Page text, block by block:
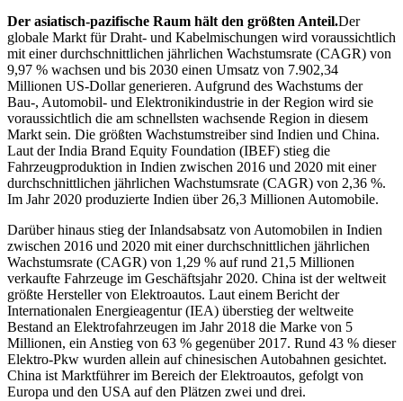
Der asiatisch-pazifische Raum hält den größten Anteil.Der
globale Markt für Draht- und Kabelmischungen wird voraussichtlich
mit einer durchschnittlichen jährlichen Wachstumsrate (CAGR) von
9,97 % wachsen und bis 2030 einen Umsatz von 7.902,34
Millionen US-Dollar generieren. Aufgrund des Wachstums der
Bau-, Automobil- und Elektronikindustrie in der Region wird sie
voraussichtlich die am schnellsten wachsende Region in diesem
Markt sein. Die größten Wachstumstreiber sind Indien und China.
Laut der India Brand Equity Foundation (IBEF) stieg die
Fahrzeugproduktion in Indien zwischen 2016 und 2020 mit einer
durchschnittlichen jährlichen Wachstumsrate (CAGR) von 2,36 %.
Im Jahr 2020 produzierte Indien über 26,3 Millionen Automobile.
Darüber hinaus stieg der Inlandsabsatz von Automobilen in Indien
zwischen 2016 und 2020 mit einer durchschnittlichen jährlichen
Wachstumsrate (CAGR) von 1,29 % auf rund 21,5 Millionen
verkaufte Fahrzeuge im Geschäftsjahr 2020. China ist der weltweit
größte Hersteller von Elektroautos. Laut einem Bericht der
Internationalen Energieagentur (IEA) überstieg der weltweite
Bestand an Elektrofahrzeugen im Jahr 2018 die Marke von 5
Millionen, ein Anstieg von 63 % gegenüber 2017. Rund 43 % dieser
Elektro-Pkw wurden allein auf chinesischen Autobahnen gesichtet.
China ist Marktführer im Bereich der Elektroautos, gefolgt von
Europa und den USA auf den Plätzen zwei und drei.